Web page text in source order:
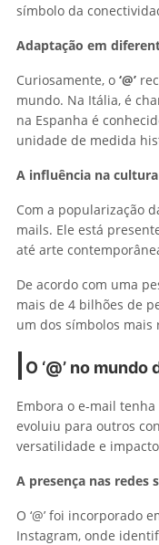
símbolo da
Adaptação em
Curiosamente, o ‘@’
mundo. Na Itália, é
na Espanha é
unidade de medida
A influência na
Com a popularização
mails. Ele está
até arte
De acordo com uma
mais de 4 bilhões de
um dos símbolos mais
O ‘@’ no
Embora o e-mail
evoluiu para outros
versatilidade e
A presença nas redes
O ‘@’ foi incorporado
Instagram, onde